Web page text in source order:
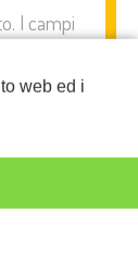
web ed i
I campi